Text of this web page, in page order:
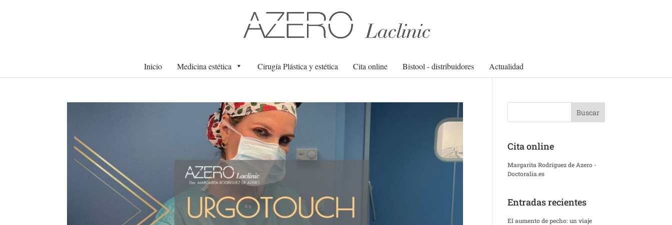
Inicio Medicina estética Cirugía Plástica y estética Cita online Bistool - distribuidores Actualidad
Cita online
Margarita Rodríguez de Azero -
Doctoralia.es
Entradas recientes
El aumento de pecho: un viaje